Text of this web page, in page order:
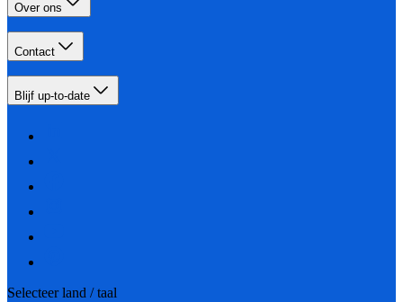
Over ons
Contact
Blijf up-to-date
Selecteer land / taal